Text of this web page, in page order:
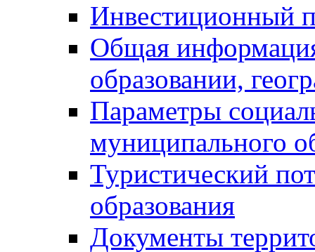
Инвестиционный
Общая
образовании,
Параметры
муниципального
Туристический
образования
Документы